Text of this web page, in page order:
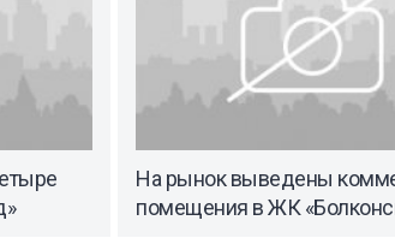
На рынок выведены
помещения в ЖК